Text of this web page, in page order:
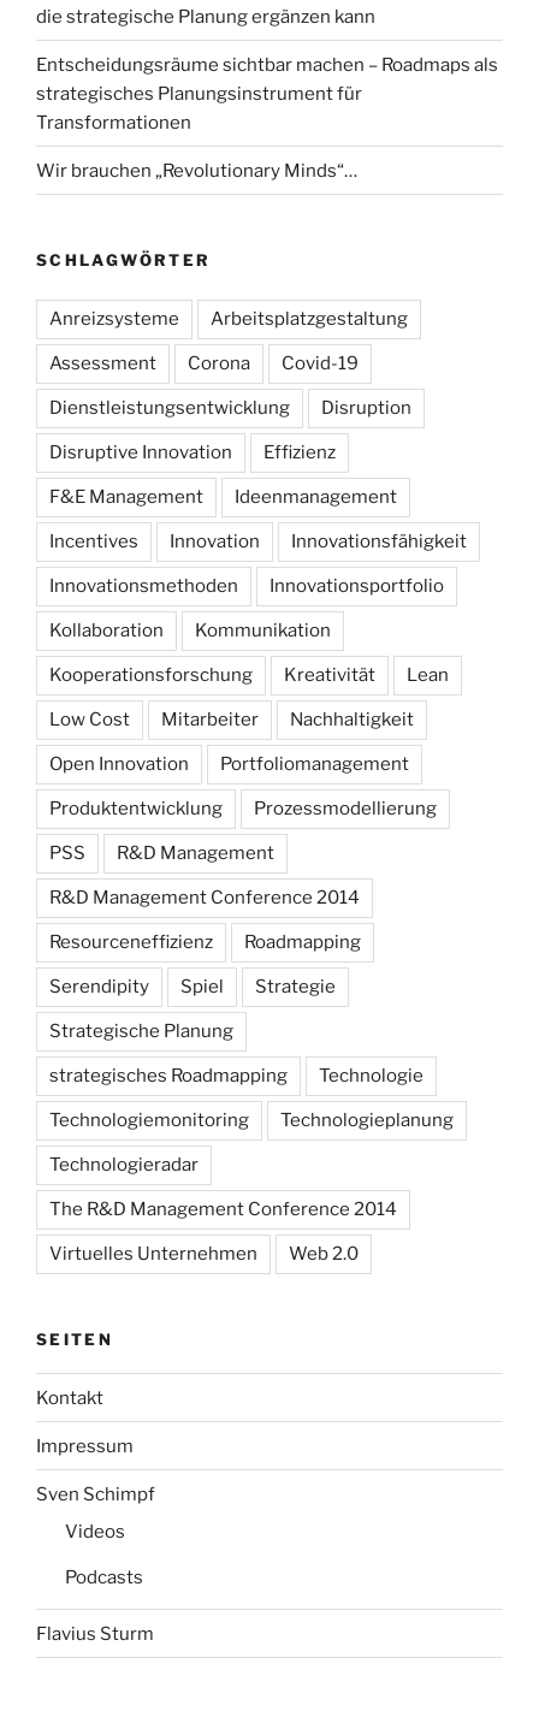
die strategische Planung ergänzen kann
Entscheidungsräume sichtbar machen – Roadmaps als
strategisches Planungsinstrument für
Transformationen
Wir brauchen „Revolutionary Minds“…
SCHLAGWÖRTER
Anreizsysteme Arbeitsplatzgestaltung
Assessment Corona Covid-19
Dienstleistungsentwicklung Disruption
Disruptive Innovation Effizienz
F&E Management Ideenmanagement
Incentives Innovation Innovationsfähigkeit
Innovationsmethoden Innovationsportfolio
Kollaboration Kommunikation
Kooperationsforschung Kreativität Lean
Low Cost Mitarbeiter Nachhaltigkeit
Open Innovation Portfoliomanagement
Produktentwicklung Prozessmodellierung
PSS R&D Management
R&D Management Conference 2014
Resourceneffizienz Roadmapping
Serendipity Spiel Strategie
Strategische Planung
strategisches Roadmapping Technologie
Technologiemonitoring Technologieplanung
Technologieradar
The R&D Management Conference 2014
Virtuelles Unternehmen Web 2.0
SEITEN
Kontakt
Impressum
Sven Schimpf
Videos
Podcasts
Flavius Sturm